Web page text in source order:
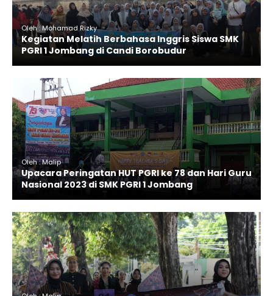
Oleh : Mohamad Rizky
Kegiatan Melatih Berbahasa Inggris Siswa SMK
PGRI 1 Jombang di Candi Borobudur
Oleh : Malip
Upacara Peringatan HUT PGRI ke 78 dan Hari Guru
Nasional 2023 di SMK PGRI 1 Jombang